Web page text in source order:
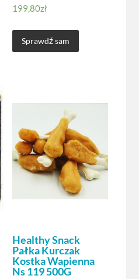
199,80zł
Sprawdź sam
Healthy Snack
Pałka Kurczak
Kostka Wapienna
Ns 119 500G